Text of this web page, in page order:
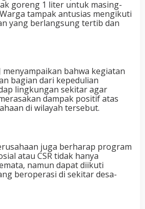
goreng 1 liter untuk masing-
tampak antusias mengikuti
yang berlangsung tertib dan
menyampaikan bahwa kegiatan
bagian dari kepedulian
lingkungan sekitar agar
dampak positif atas
di wilayah tersebut.
juga berharap program
atau CSR tidak hanya
namun dapat diikuti
beroperasi di sekitar desa-